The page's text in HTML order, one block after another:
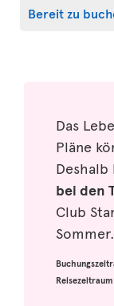
Bereit zu
Das
Pläne
bei den
Club
Sommer.